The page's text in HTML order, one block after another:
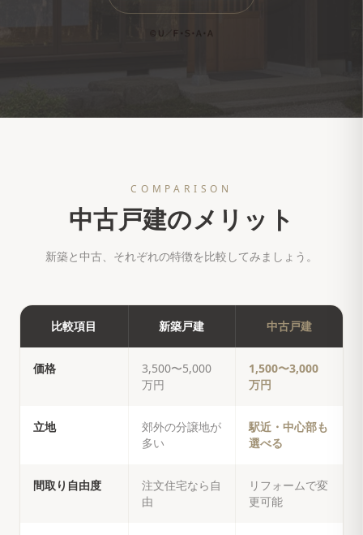
COMPARISON
中古戸建のメリット
新築と中古、それぞれの特徴を比較してみましょう。
比較項目 新築戸建 中古戸建
価格
3,500〜5,000
万円
1,500〜3,000
万円
立地
郊外の分譲地が
多い
駅近・中心部も
選べる
間取り自由度
注文住宅なら自
由
リフォームで変
更可能